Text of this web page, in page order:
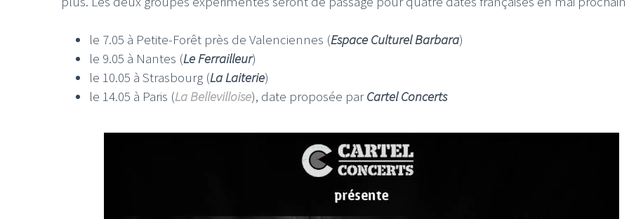
le 7.05 à Petite-Forêt près de Valenciennes (Espace Culturel Barbara)
le 9.05 à Nantes (Le Ferrailleur)
le 10.05 à Strasbourg (La Laiterie)
le 14.05 à Paris (La Bellevilloise), date proposée parCartel Concerts